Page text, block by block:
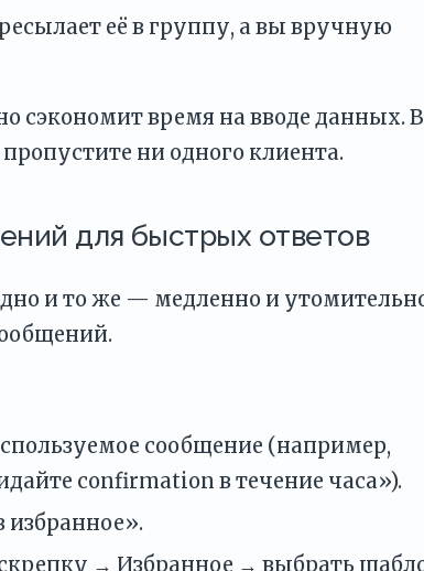
её в группу, а вы вручную
сэкономит время на вводе данных.
ни одного клиента.
для быстрых ответов
и то же — медленно и
сообщение (например,
confirmation в течение часа»).
избранное».
→ Избранное → выбрать